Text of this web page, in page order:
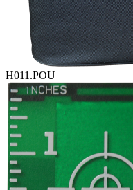
H011.POU